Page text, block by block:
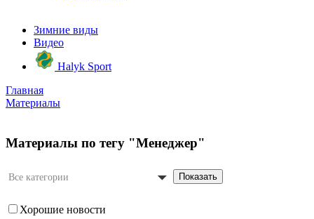
Зимние виды
Видео
Halyk Sport
Главная
Материалы
Материалы по тегу "Менеджер"
Все категории Показать
Хорошие новости